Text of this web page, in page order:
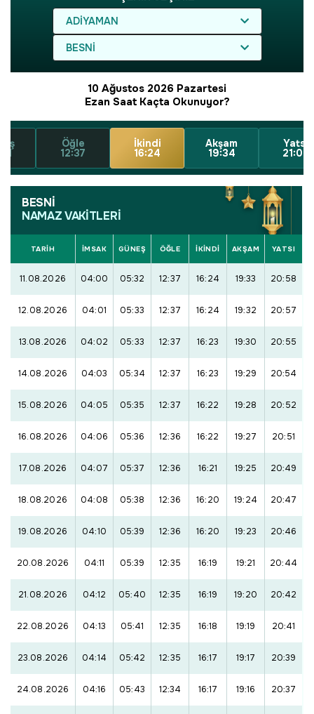
ADIYAMAN
BESNİ
10 Ağustos 2026 Pazartesi
Ezan Saat Kaçta Okunuyor?
Öğle
12:37
İkindi
16:24
Akşam
19:34
Yatsı
21:00
BESNİ
NAMAZ VAKİTLERİ
TARİH İMSAK GÜNEŞ ÖĞLE İKINDI AKŞAM YATSI
11.08.2026 04:00 05:32 12:37 16:24 19:33 20:58
12.08.2026 04:01 05:33 12:37 16:24 19:32 20:57
13.08.2026 04:02 05:33 12:37 16:23 19:30 20:55
14.08.2026 04:03 05:34 12:37 16:23 19:29 20:54
15.08.2026 04:05 05:35 12:37 16:22 19:28 20:52
16.08.2026 04:06 05:36 12:36 16:22 19:27 20:51
17.08.2026 04:07 05:37 12:36 16:21 19:25 20:49
18.08.2026 04:08 05:38 12:36 16:20 19:24 20:47
19.08.2026 04:10 05:39 12:36 16:20 19:23 20:46
20.08.2026 04:11 05:39 12:35 16:19 19:21 20:44
21.08.2026 04:12 05:40 12:35 16:19 19:20 20:42
22.08.2026 04:13 05:41 12:35 16:18 19:19 20:41
23.08.2026 04:14 05:42 12:35 16:17 19:17 20:39
24.08.2026 04:16 05:43 12:34 16:17 19:16 20:37